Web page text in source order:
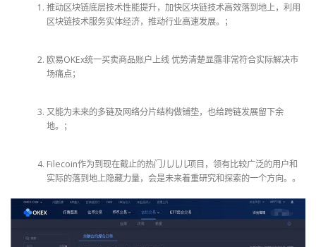
推动区块链底层技术性能提升，加快区块链技术高效落到地上，利用
区块链技术服务实体经济，推动行业高速发展。；
欧易OKEx统一买卖商品账户上线 优势清楚显露非常符合实际解决市
场痛点；
又能为未来的多链及网络分片结构做铺垫，也给跨链发展留下余
地。；
Filecoin作为到现在截止的热门儿儿儿项目，领有比较广泛的用户和
实际的落到地上隐藏力量，会是未来着重研究和探索的一个方向。。